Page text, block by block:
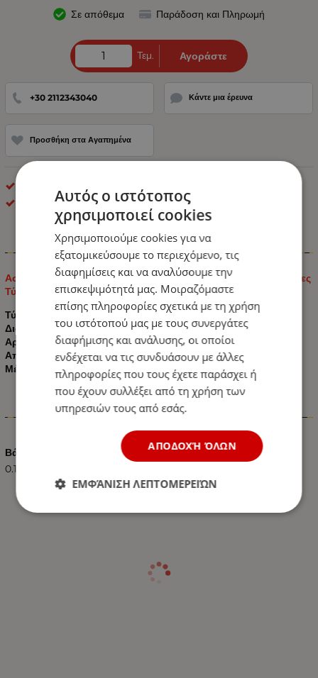
Σε απόθεμα Παράδοση και Πληρωμή
Τεμ. Αγοράστε
+30 2112343040 Κάντε μια έρευνα
Προσθήκη στα Αγαπημένα
Πληροφορίες
Ασφαλειοθήκη Αυτοκινήτου Κεραμική 6 Θέσεων για Ασφάλειες
Τύπου Standard 95mm x 52mm 1 τμχ.
Τύπος ασφάλειας: UNI/ATO 19mm.
Διάσταση σύνδεσης: 6,3 mm
Αριθμός υποδοχών: 6
Απόσταση οπών στερέωσης: 105 mm
Μέγεθος βάσης: 95mm x 52mm
Χαρακτηριστικά
Βάρος (kg.)
0.10
Αυτός ο ιστότοπος
χρησιμοποιεί cookies
Χρησιμοποιούμε cookies για να
εξατομικεύσουμε το περιεχόμενο, τις
διαφημίσεις και να αναλύσουμε την
επισκεψιμότητά μας. Μοιραζόμαστε
επίσης πληροφορίες σχετικά με τη χρήση
του ιστότοπού μας με τους συνεργάτες
διαφήμισης και ανάλυσης, οι οποίοι
ενδέχεται να τις συνδυάσουν με άλλες
πληροφορίες που τους έχετε παράσχει ή
που έχουν συλλέξει από τη χρήση των
υπηρεσιών τους από εσάς.
ΑΠΟΔΟΧΉ ΌΛΩΝ
ΕΜΦΆΝΙΣΗ ΛΕΠΤΟΜΕΡΕΙΏΝ